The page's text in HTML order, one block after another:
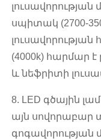
սպիտակ (2700-
(4000k) հարմար
և նեֆրիտի
8. LED գծային
այն սովորաբար
գոգավորության